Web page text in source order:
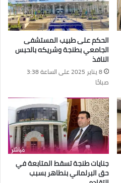
الحكم على طبيب المستشفى
الجامعي بطنجة وشريكه بالحبس
النافذ
8 يناير 2025 على الساعة 3:38
صباحًا
جنايات طنجة تسقط المتابعة في
حق البرلماني بنطاهر بسبب